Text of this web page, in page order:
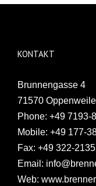
KONTAKT
Brunnengasse 4
71570
Phone: +49 7193-
Mobile: +49 177-
Fax: +49 322-
Email:
Web: